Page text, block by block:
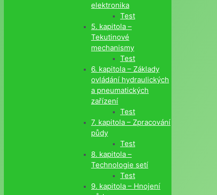
elektronika
Test
5. kapitola –
Tekutinové
mechanismy
Test
6. kapitola – Základy
ovládání hydraulických
a pneumatických
zařízení
Test
7. kapitola – Zpracování
půdy
Test
8. kapitola –
Technologie setí
Test
9. kapitola – Hnojení